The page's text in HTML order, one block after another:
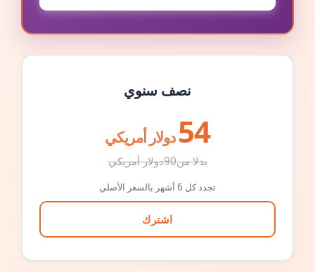
نصف سنوي
54 دولار أمريكي
بدلا من90دولار أمريكي
تجدد كل 6 أشهر بالسعر الأصلي
اشترك